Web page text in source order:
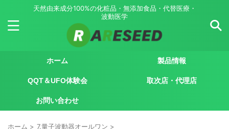
天然由来成分100%の化粧品・無添加食品・代替医療・
波動医学
ホーム 製品情報
QQT＆UFO体験会 取次店・代理店
お問い合わせ
ホーム > 7.量子波動器オールワン >